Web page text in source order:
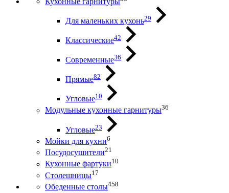
Для маленьких кухонь29
Классические42
Современные36
Прямые82
Угловые10
Модульные кухонные гарнитуры36
Угловые23
Мойки для кухни6
Посудосушители21
Кухонные фартуки10
Столешницы17
Обеденные столы458